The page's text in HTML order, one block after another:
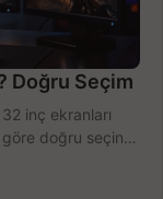
Doğru Seçim
inç ekranları
doğru seçin,